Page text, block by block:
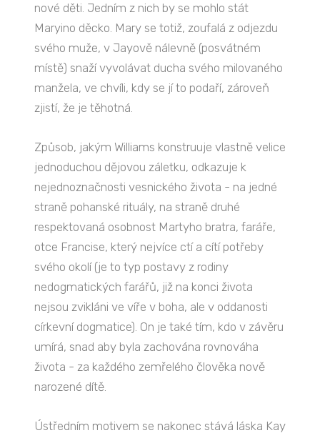
nové děti. Jedním z nich by se mohlo stát
Maryino děcko. Mary se totiž, zoufalá z odjezdu
svého muže, v Jayově nálevně (posvátném
místě) snaží vyvolávat ducha svého milovaného
manžela, ve chvíli, kdy se jí to podaří, zároveň
zjistí, že je těhotná.
Způsob, jakým Williams konstruuje vlastně velice
jednoduchou dějovou záletku, odkazuje k
nejednoznačnosti vesnického života - na jedné
straně pohanské rituály, na straně druhé
respektovaná osobnost Martyho bratra, faráře,
otce Francise, který nejvíce ctí a cítí potřeby
svého okolí (je to typ postavy z rodiny
nedogmatických farářů, již na konci života
nejsou zvikláni ve víře v boha, ale v oddanosti
církevní dogmatice). On je také tím, kdo v závěru
umírá, snad aby byla zachována rovnováha
života - za každého zemřelého člověka nově
narozené dítě.
Ústředním motivem se nakonec stává láska Kay